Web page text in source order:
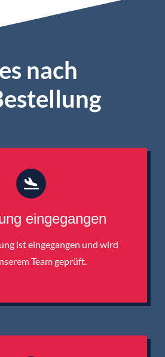
nach
eingegangen
ist eingegangen und wird
Team geprüft.